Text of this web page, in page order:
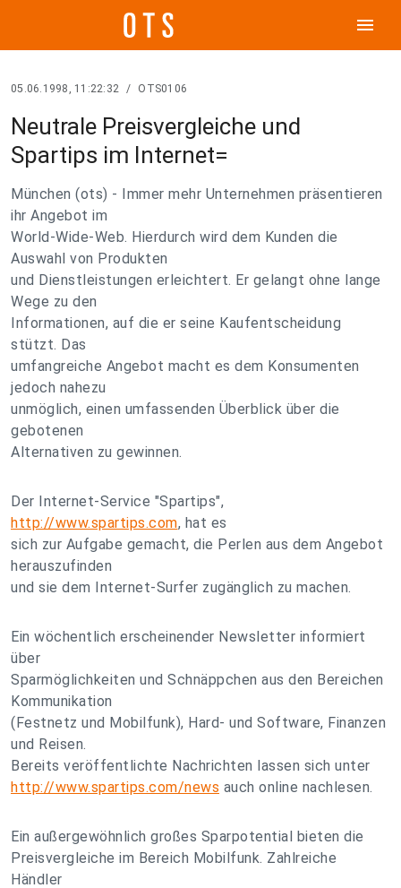
menu
05.06.1998, 11:22:32 / OTS0106
Neutrale Preisvergleiche und
Spartips im Internet=
München (ots) - Immer mehr Unternehmen präsentieren
ihr Angebot im
World-Wide-Web. Hierdurch wird dem Kunden die
Auswahl von Produkten
und Dienstleistungen erleichtert. Er gelangt ohne lange
Wege zu den
Informationen, auf die er seine Kaufentscheidung
stützt. Das
umfangreiche Angebot macht es dem Konsumenten
jedoch nahezu
unmöglich, einen umfassenden Überblick über die
gebotenen
Alternativen zu gewinnen.
Der Internet-Service "Spartips",
http://www.spartips.com, hat es
sich zur Aufgabe gemacht, die Perlen aus dem Angebot
herauszufinden
und sie dem Internet-Surfer zugänglich zu machen.
Ein wöchentlich erscheinender Newsletter informiert
über
Sparmöglichkeiten und Schnäppchen aus den Bereichen
Kommunikation
(Festnetz und Mobilfunk), Hard- und Software, Finanzen
und Reisen.
Bereits veröffentlichte Nachrichten lassen sich unter
http://www.spartips.com/news auch online nachlesen.
Ein außergewöhnlich großes Sparpotential bieten die
Preisvergleiche im Bereich Mobilfunk. Zahlreiche
Händler